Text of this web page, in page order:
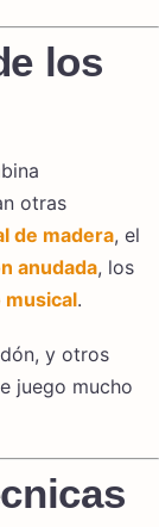
los
otras
de madera, el
anudada, los
musical.
y otros
juego mucho